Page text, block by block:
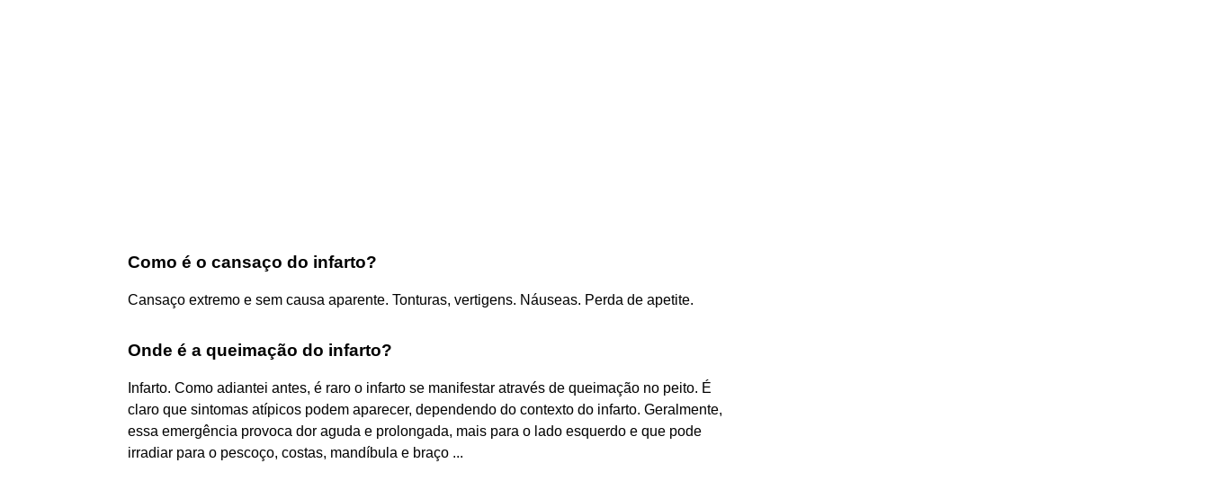
Como é o cansaço do infarto?
Cansaço extremo e sem causa aparente. Tonturas, vertigens. Náuseas. Perda de apetite.
Onde é a queimação do infarto?
Infarto. Como adiantei antes, é raro o infarto se manifestar através de queimação no peito. É
claro que sintomas atípicos podem aparecer, dependendo do contexto do infarto. Geralmente,
essa emergência provoca dor aguda e prolongada, mais para o lado esquerdo e que pode
irradiar para o pescoço, costas, mandíbula e braço ...